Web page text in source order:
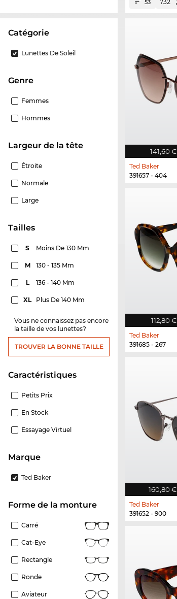
Catégorie
Lunettes De Soleil
Genre
Femmes
Hommes
Largeur de la tête
Étroite
Normale
Large
Tailles
S Moins De 130 Mm
M 130 - 135 Mm
L 136 - 140 Mm
XL Plus De 140 Mm
Vous ne connaissez pas encore
la taille de vos lunettes?
TROUVER LA BONNE TAILLE
Caractéristiques
Petits Prix
En Stock
Essayage Virtuel
Marque
Ted Baker
Forme de la monture
Carré
Cat-Eye
Rectangle
Ronde
Aviateur
53 732
141,60 €
Ted Baker
391657 - 404
112,80 €
Ted Baker
391685 - 267
160,80 €
Ted Baker
391652 - 900